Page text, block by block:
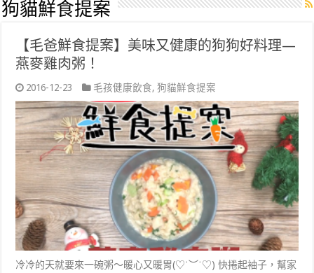
狗貓鮮食提案
【毛爸鮮食提案】美味又健康的狗狗好料理—
燕麥雞肉粥！
2016-12-23 毛孩健康飲食,狗貓鮮食提案
冷冷的天就要來一碗粥～暖心又暖胃(♡˙︶˙♡) 快捲起袖子，幫家